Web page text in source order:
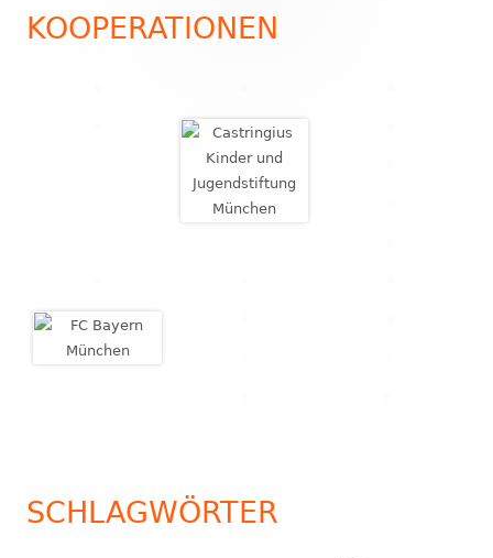
Inhalt
KOOPERATIONEN
SCHLAGWÖRTER